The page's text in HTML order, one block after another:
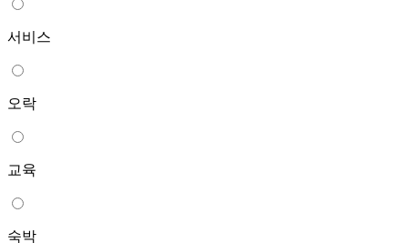
서비스
오락
교육
숙박